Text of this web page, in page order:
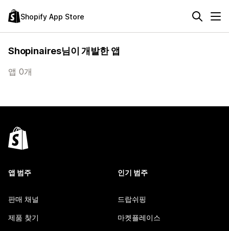
Shopify App Store
Shopinaires님이 개발한 앱
앱 0개
앱 범주
판매 채널
제품 찾기
인기 범주
드랍쉬핑
마켓플레이스